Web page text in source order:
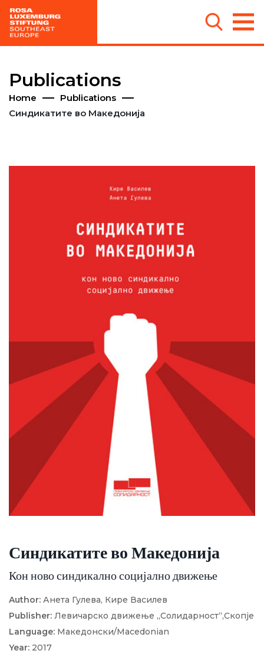
Publications
Home
Publications
Синдикатите во Македонија
Синдикатите во Македонија
Кон ново синдикално социјално движење
Author: Анета Гулева, Кире Василев
Publisher: Левичарско движење „Солидарност“,Скопје
Language: Македонски/Macedonian
Year: 2017